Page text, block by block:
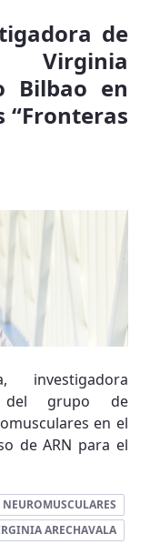
de
Virginia
Bilbao en
“Fronteras
investigadora
del grupo de
en el
de ARN para el
ARECHAVALA